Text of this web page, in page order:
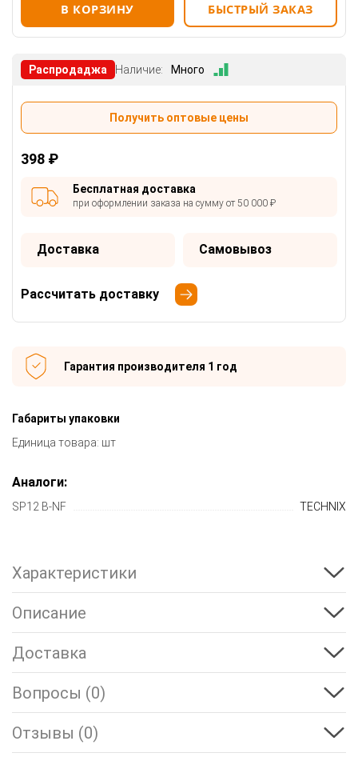
В КОРЗИНУ БЫСТРЫЙ ЗАКАЗ
Распродаджа Наличие: Много
Получить оптовые цены
398 ₽
Бесплатная доставка
при оформлении заказа на сумму от 50 000 ₽
Доставка Самовывоз
Рассчитать доставку
Гарантия производителя 1 год
Габариты упаковки
Единица товара: шт
Аналоги:
SP12 B-NF TECHNIX
Характеристики
Описание
Доставка
Вопросы (0)
Отзывы (0)